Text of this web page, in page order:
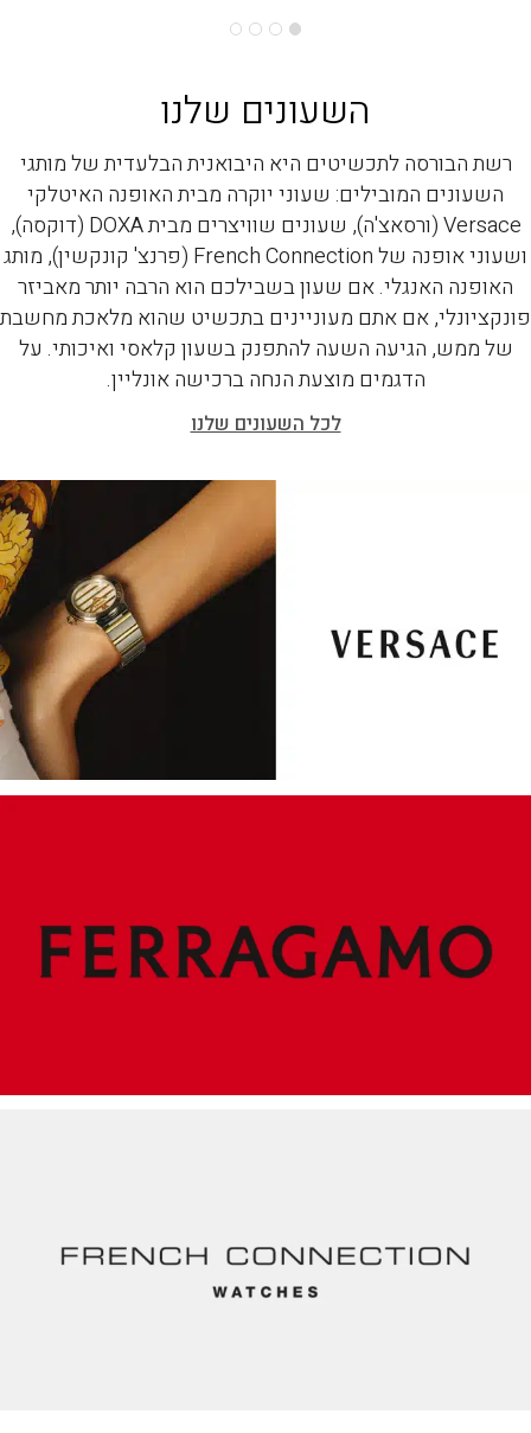
השעונים שלנו
רשת הבורסה לתכשיטים היא היבואנית הבלעדית של מותגי
השעונים המובילים: שעוני יוקרה מבית האופנה האיטלקי
Versace (ורסאצ'ה), שעונים שוויצרים מבית DOXA (דוקסה),
ושעוני אופנה של French Connection (פרנצ' קונקשין), מותג
האופנה האנגלי. אם שעון בשבילכם הוא הרבה יותר מאביזר
פונקציונלי, אם אתם מעוניינים בתכשיט שהוא מלאכת מחשבת
של ממש, הגיעה השעה להתפנק בשעון קלאסי ואיכותי. על
הדגמים מוצעת הנחה ברכישה אונליין.
לכל השעונים שלנו